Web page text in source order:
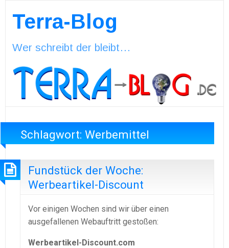
Terra-Blog
Wer schreibt der bleibt…
Schlagwort:Werbemittel
Fundstück der Woche:
Werbeartikel-Discount
Vor einigen Wochen sind wir über einen
ausgefallenen Webauftritt gestoßen:
Werbeartikel-Discount.com